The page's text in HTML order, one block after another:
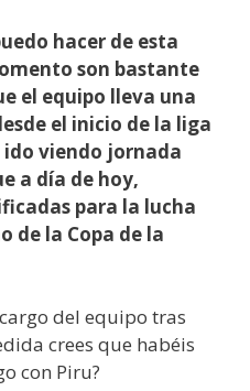
hacer de esta
son bastante
el equipo lleva una
el inicio de la liga
ido viendo jornada
a día de hoy,
para la lucha
de la Copa de la
del equipo tras
crees que habéis
con Piru?